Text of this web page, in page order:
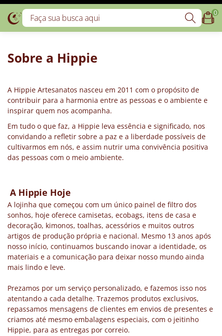
0
Sobre a Hippie
A Hippie Artesanatos nasceu em 2011 com o propósito de
contribuir para a harmonia entre as pessoas e o ambiente e
inspirar quem nos acompanha.
Em tudo o que faz, a Hippie leva essência e significado, nos
convidando a refletir sobre a paz e a liberdade possíveis de
cultivarmos em nós, e assim nutrir uma convivência positiva
das pessoas com o meio ambiente.
A Hippie Hoje
A lojinha que começou com um único painel de filtro dos
sonhos, hoje oferece camisetas, ecobags, itens de casa e
decoração, kimonos, toalhas, acessórios e muitos outros
artigos de produção própria e nacional. Mesmo 13 anos após
nosso início, continuamos buscando inovar a identidade, os
materiais e a comunicação para deixar nosso mundo ainda
mais lindo e leve.
Prezamos por um serviço personalizado, e fazemos isso nos
atentando a cada detalhe. Trazemos produtos exclusivos,
repassamos mensagens de clientes em envios de presentes e
criamos até mesmo embalagens especiais, com o jeitinho
Hippie, para as entregas por correio.